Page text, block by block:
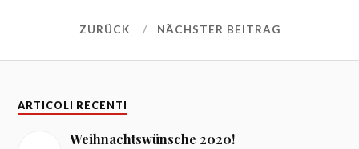
ZURÜCK NÄCHSTER BEITRAG
ARTICOLI RECENTI
Weihnachtswünsche 2020!